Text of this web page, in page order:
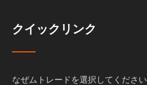
クイックリンク
なぜムトレードを選択してください